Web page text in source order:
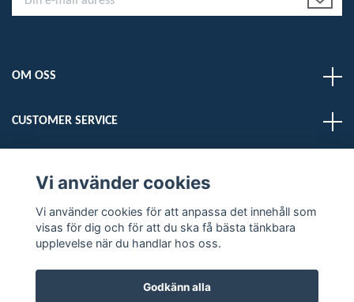
OM OSS
CUSTOMER SERVICE
Sociala medier
Vi använder cookies
Vi använder cookies för att anpassa det innehåll som
visas för dig och för att du ska få bästa tänkbara
upplevelse när du handlar hos oss.
Godkänn alla